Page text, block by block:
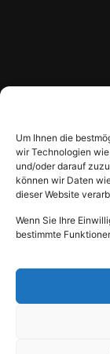
Um Ihnen die
wir Technologien
und/oder darauf
können wir Daten
dieser Website
Wenn Sie Ihre
bestimmte